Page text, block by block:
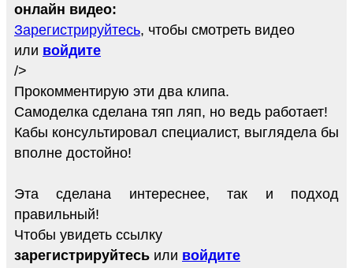
онлайн видео:
Зарегистрируйтесь, чтобы смотреть видео
или войдите
/>
Прокомментирую эти два клипа.
Самоделка сделана тяп ляп, но ведь работает!
Кабы консультировал специалист, выглядела бы
вполне достойно!
Эта сделана интереснее, так и подход
правильный!
Чтобы увидеть ссылку
зарегистрируйтесь или войдите